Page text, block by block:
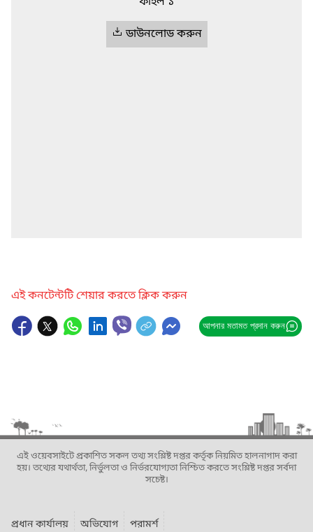
ডাউনলোড করুন
এই কনটেন্টটি শেয়ার করতে ক্লিক করুন
আপনার মতামত প্রদান করুন
এই ওয়েবসাইটে প্রকাশিত সকল তথ্য সংশ্লিষ্ট দপ্তর কর্তৃক নিয়মিত হালনাগাদ করা
হয়। তথ্যের যথার্থতা, নির্ভুলতা ও নির্ভরযোগ্যতা নিশ্চিত করতে সংশ্লিষ্ট দপ্তর সর্বদা
সচেষ্ট।
প্রধান কার্যালয় অভিযোগ পরামর্শ